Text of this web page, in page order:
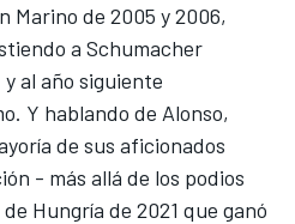
Marino de 2005 y 2006,
a Schumacher
al año siguiente
Y hablando de Alonso,
de sus aficionados
- más allá de los podios
Hungría de 2021 que ganó